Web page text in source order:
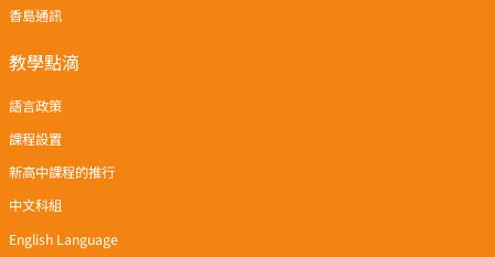
香島通訊
教學點滴
語言政策
課程設置
新高中課程的推行
中文科組
English Language